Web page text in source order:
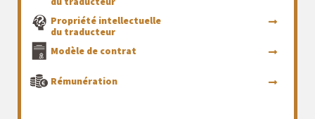
Propriété intellectuelle
du traducteur
Modèle de contrat
Rémunération